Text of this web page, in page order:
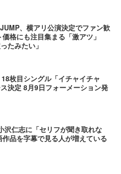
、横アリ公演決定でファン歓
格にも注目集まる「激アツ」
たみたい」
枚目シングル「イチャイチャ
決定 8月9日フォーメーション発
沢仁志に「セリフが聞き取れな
作品を字幕で見る人が増えている